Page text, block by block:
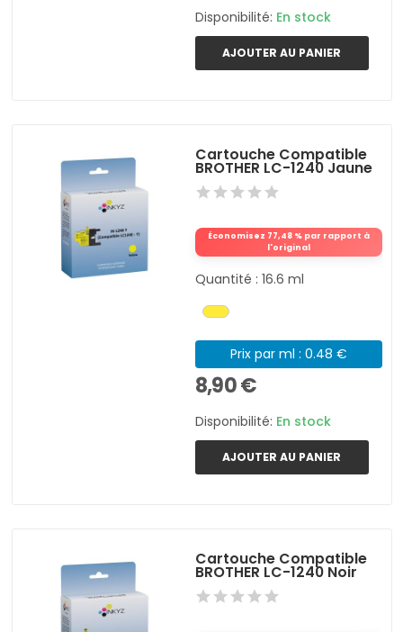
Disponibilité: En stock
AJOUTER AU PANIER
Cartouche Compatible
BROTHER LC-1240 Jaune
Économisez 77,48 % par rapport à
l'original
Quantité : 16.6 ml
Prix par ml : 0.48 €
8,90 €
Disponibilité: En stock
AJOUTER AU PANIER
Cartouche Compatible
BROTHER LC-1240 Noir